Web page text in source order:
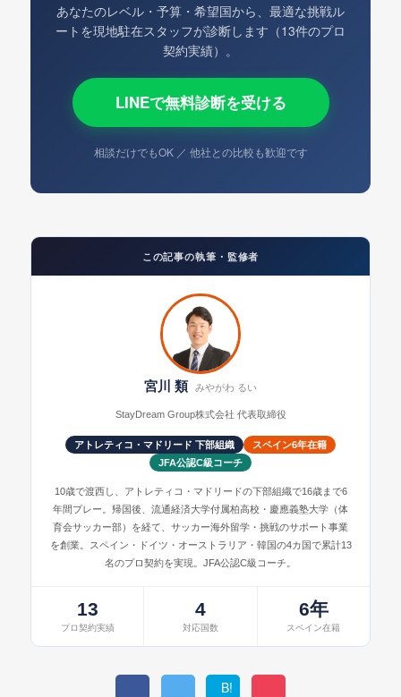
あなたのレベル・予算・希望国から、最適な挑戦ル
ートを現地駐在スタッフが診断します（13件のプロ
契約実績）。
LINEで無料診断を受ける
相談だけでもOK ／ 他社との比較も歓迎です
この記事の執筆・監修者
宮川 類 みやがわ るい
StayDream Group株式会社 代表取締役
アトレティコ・マドリード 下部組織
スペイン6年在籍
JFA公認C級コーチ
10歳で渡西し、アトレティコ・マドリードの下部組織で16歳まで6
年間プレー。帰国後、流通経済大学付属柏高校・慶應義塾大学（体
育会サッカー部）を経て、サッカー海外留学・挑戦のサポート事業
を創業。スペイン・ドイツ・オーストラリア・韓国の4カ国で累計13
名のプロ契約を実現。JFA公認C級コーチ。
13
プロ契約実績
4
対応国数
6年
スペイン在籍
B!